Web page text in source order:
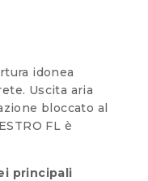
idonea
Uscita aria
bloccato al
FL è
principali